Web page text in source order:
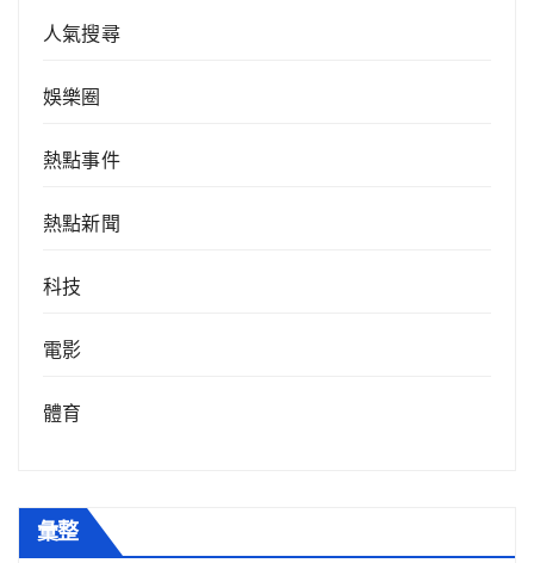
人氣搜尋
娛樂圈
熱點事件
熱點新聞
科技
電影
體育
彙整